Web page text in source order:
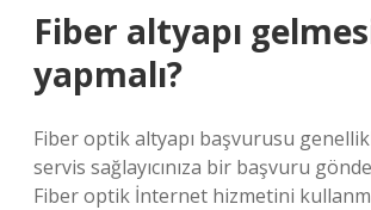
Fiber altyapı
yapmalı?
Fiber optik altyapı başvurusu
servis sağlayıcınıza bir başvuru
Fiber optik İnternet hizmetini